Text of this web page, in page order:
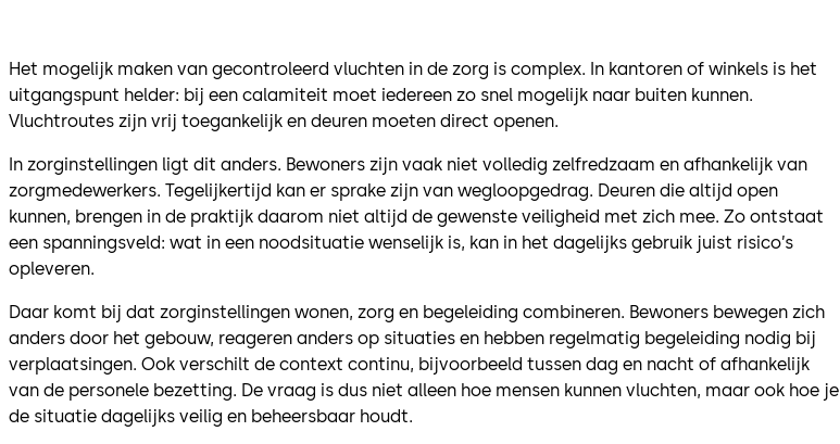
Het mogelijk maken van gecontroleerd vluchten in de zorg is complex. In kantoren of winkels is het
uitgangspunt helder: bij een calamiteit moet iedereen zo snel mogelijk naar buiten kunnen.
Vluchtroutes zijn vrij toegankelijk en deuren moeten direct openen.
In zorginstellingen ligt dit anders. Bewoners zijn vaak niet volledig zelfredzaam en afhankelijk van
zorgmedewerkers. Tegelijkertijd kan er sprake zijn van wegloopgedrag. Deuren die altijd open
kunnen, brengen in de praktijk daarom niet altijd de gewenste veiligheid met zich mee. Zo ontstaat
een spanningsveld: wat in een noodsituatie wenselijk is, kan in het dagelijks gebruik juist risico’s
opleveren.
Daar komt bij dat zorginstellingen wonen, zorg en begeleiding combineren. Bewoners bewegen zich
anders door het gebouw, reageren anders op situaties en hebben regelmatig begeleiding nodig bij
verplaatsingen. Ook verschilt de context continu, bijvoorbeeld tussen dag en nacht of afhankelijk
van de personele bezetting. De vraag is dus niet alleen hoe mensen kunnen vluchten, maar ook hoe je
de situatie dagelijks veilig en beheersbaar houdt.